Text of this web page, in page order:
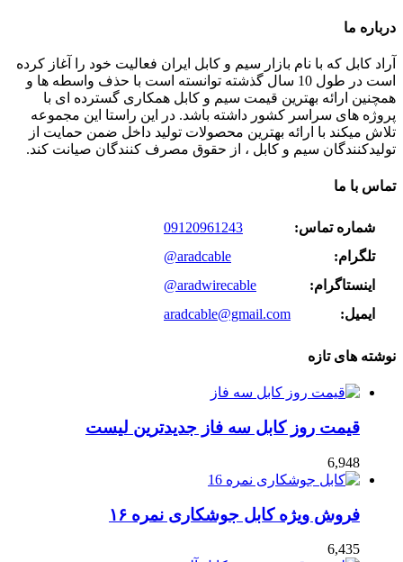
درباره ما
آراد کابل که با نام بازار سیم و کابل ایران فعالیت خود را آغاز کرده
است در طول 10 سال گذشته توانسته است با حذف واسطه ها و
همچنین ارائه بهترین قیمت سیم و کابل همکاری گسترده ای با
پروژه های سراسر کشور داشته باشد. در این راستا این مجموعه
تلاش میکند با ارائه بهترین محصولات تولید داخل ضمن حمایت از
تولیدکنندگان سیم و کابل ، از حقوق مصرف کنندگان صیانت کند.
تماس با ما
شماره تماس:
09120961243
تلگرام:
@aradcable
اینستاگرام:
@aradwirecable
ایمیل:
aradcable@gmail.com
نوشته های تازه
قیمت روز کابل سه فاز جدیدترین لیست
6,948
فروش ویژه کابل جوشکاری نمره ۱۶
6,435